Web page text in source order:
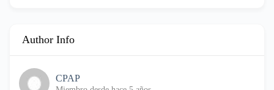
Author Info
CPAP